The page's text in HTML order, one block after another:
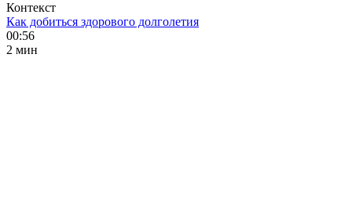
Контекст
Как добиться здорового долголетия
00:56
2 мин